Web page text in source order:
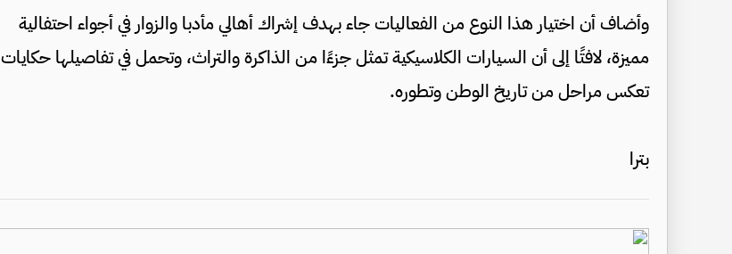
وأضاف أن اختيار هذا النوع من الفعاليات جاء بهدف إشراك أهالي مأدبا والزوار في أجواء احتفالية
مميزة، لافتًا إلى أن السيارات الكلاسيكية تمثل جزءًا من الذاكرة والتراث، وتحمل في تفاصيلها حكايات
تعكس مراحل من تاريخ الوطن وتطوره.
بترا